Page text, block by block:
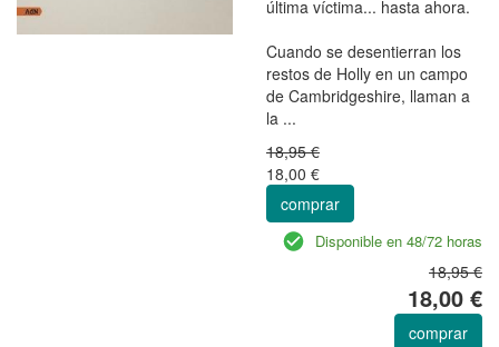
última víctima... hasta ahora.
Cuando se desentierran los
restos de Holly en un campo
de Cambridgeshire, llaman a
la ...
18,95 €
18,00 €
comprar
Disponible en 48/72 horas
18,95 €
18,00 €
comprar